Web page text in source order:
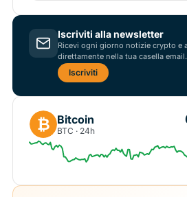
Iscriviti alla newsletter
Ricevi ogni giorno notizie crypto e
direttamente nella tua casella email.
Iscriviti
₿ Bitcoin
BTC · 24h